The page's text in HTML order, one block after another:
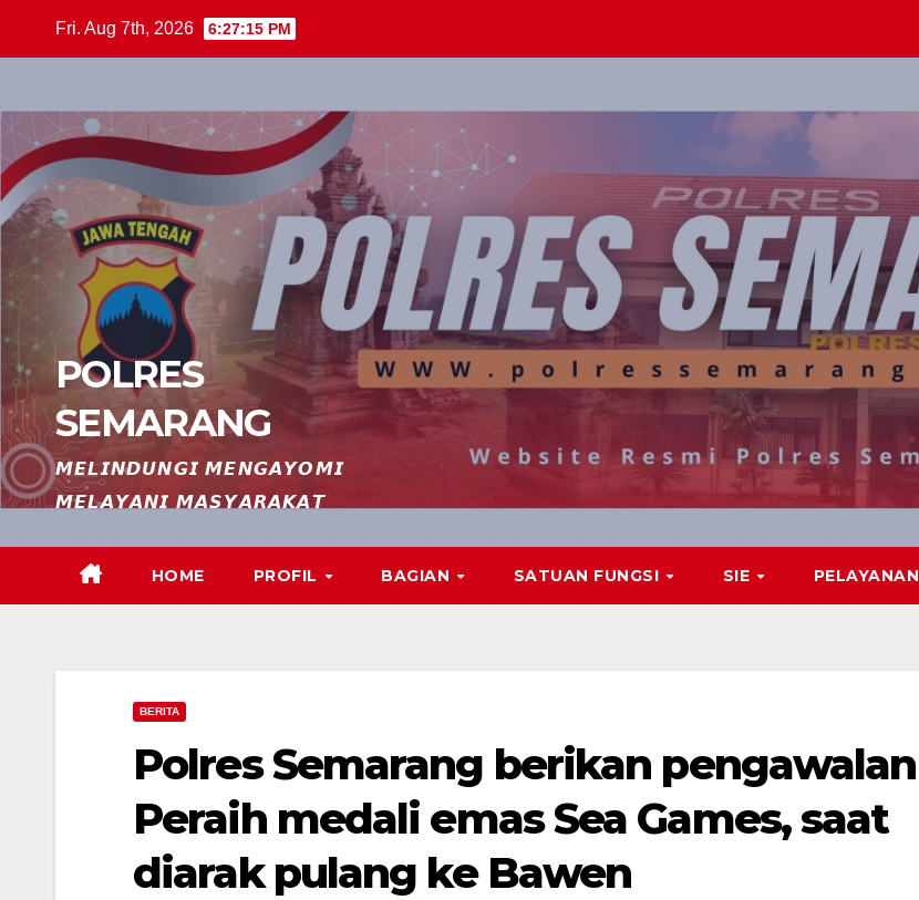
Fri. Aug 7th, 2026 6:27:15 PM
POLRES
SEMARANG
𝙈𝙀𝙇𝙄𝙉𝘿𝙐𝙉𝙂𝙄 𝙈𝙀𝙉𝙂𝘼𝙔𝙊𝙈𝙄
𝙈𝙀𝙇𝘼𝙔𝘼𝙉𝙄 𝙈𝘼𝙎𝙔𝘼𝙍𝘼𝙆𝘼𝙏
HOME PROFIL BAGIAN SATUAN FUNGSI SIE PELAYANAN
BERITA
Polres Semarang berikan pengawalan
Peraih medali emas Sea Games, saat
diarak pulang ke Bawen